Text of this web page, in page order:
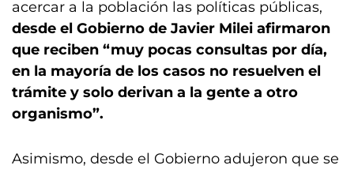
acercar a la población las políticas públicas,
desde el Gobierno de Javier Milei afirmaron
que reciben “muy pocas consultas por día,
en la mayoría de los casos no resuelven el
trámite y solo derivan a la gente a otro
organismo”.
Asimismo, desde el Gobierno adujeron que se